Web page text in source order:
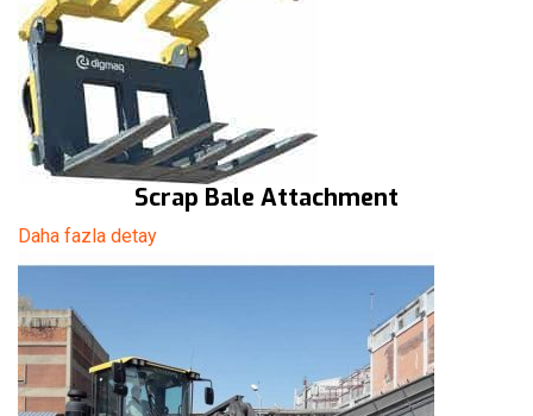
Scrap Bale Attachment
Daha fazla detay